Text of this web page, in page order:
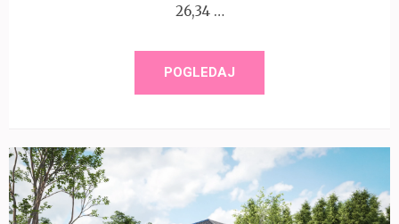
26,34 …
POGLEDAJ